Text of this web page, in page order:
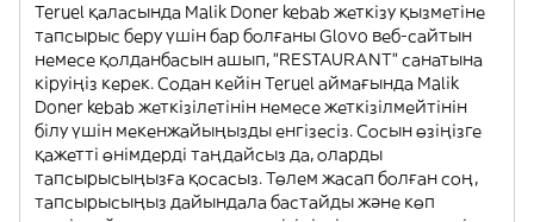
Teruel қаласында Malik Doner kebab жеткізу қызметіне
тапсырыс беру үшін бар болғаны Glovo веб-сайтын
немесе қолданбасын ашып, "RESTAURANT" санатына
кіруіңіз керек. Содан кейін Teruel аймағында Malik
Doner kebab жеткізілетінін немесе жеткізілмейтінін
білу үшін мекенжайыңызды енгізесіз. Сосын өзіңізге
қажетті өнімдерді таңдайсыз да, оларды
тапсырысыңызға қосасыз. Төлем жасап болған соң,
тапсырысыңыз дайындала бастайды және көп